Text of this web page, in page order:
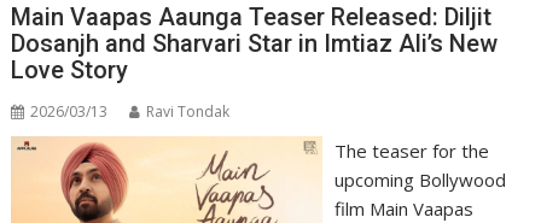
Main Vaapas Aaunga Teaser Released: Diljit
Dosanjh and Sharvari Star in Imtiaz Ali’s New
Love Story
2026/03/13 Ravi Tondak
The teaser for the
upcoming Bollywood
film Main Vaapas